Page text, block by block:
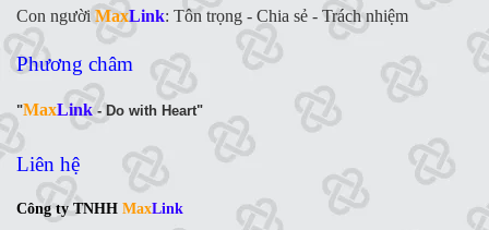
Con người MaxLink: Tôn trọng - Chia sẻ - Trách nhiệm
Phương châm
"MaxLink- Do with Heart"
Liên hệ
Công ty TNHH MaxLink